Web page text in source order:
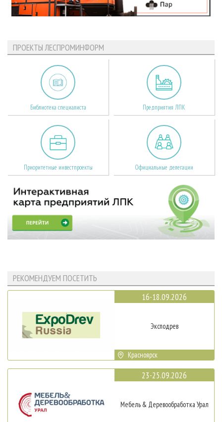
ПРОЕКТЫ ЛЕСПРОМИНФОРМ
Библиотека специалиста Предприятия ЛПК
Приоритетные инвестпроекты Официальные делегации
РЕКОМЕНДУЕМ ПОСЕТИТЬ
16-18.09.2026
Эксподрев
Красноярск
23-25.09.2026
Мебель & Деревообработка Урал